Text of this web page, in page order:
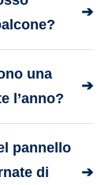
➔
una
l’anno?
➔
pannello
di
➔